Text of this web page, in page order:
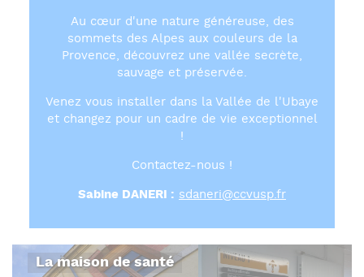
Au cœur d'une nature généreuse, des
sommets des Alpes aux couleurs de la
Provence, découvrez une vallée secrète,
sauvage et préservée.
Venez vous installer dans la Vallée de l'Ubaye
et changez pour un cadre de vie exceptionnel
!
Contactez-nous !
Sabine DANERI : sdaneri@ccvusp.fr
La maison de santé